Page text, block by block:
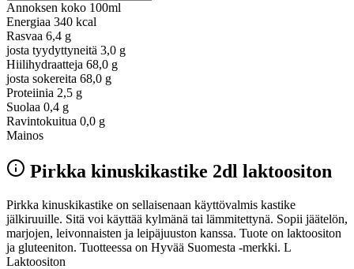
Annoksen koko 100ml
Energiaa 340 kcal
Rasvaa 6,4 g
josta tyydyttyneitä 3,0 g
Hiilihydraatteja 68,0 g
josta sokereita 68,0 g
Proteiinia 2,5 g
Suolaa 0,4 g
Ravintokuitua 0,0 g
Mainos
Pirkka kinuskikastike 2dl laktoositon
Pirkka kinuskikastike on sellaisenaan käyttövalmis kastike
jälkiruuille. Sitä voi käyttää kylmänä tai lämmitettynä. Sopii jäätelön,
marjojen, leivonnaisten ja leipäjuuston kanssa. Tuote on laktoositon
ja gluteeniton. Tuotteessa on Hyvää Suomesta -merkki. L
Laktoositon